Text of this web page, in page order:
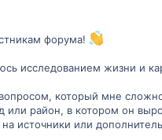
форума!
исследованием жизни и
который мне
или район, в котором он
источники или